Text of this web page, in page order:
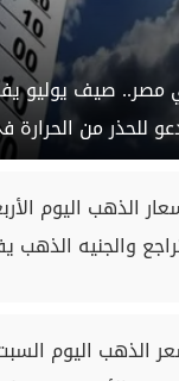
صيف يوليو
للحذر من
والجنيه الذهب
الذهب اليوم